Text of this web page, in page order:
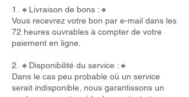
1. 🔸Livraison de bons :🔸
Vous recevrez votre bon par e-mail dans les
72 heures ouvrables à compter de votre
paiement en ligne.
2. 🔸Disponibilité du service :🔸
Dans le cas peu probable où un service
serait indisponible, nous garantissons un